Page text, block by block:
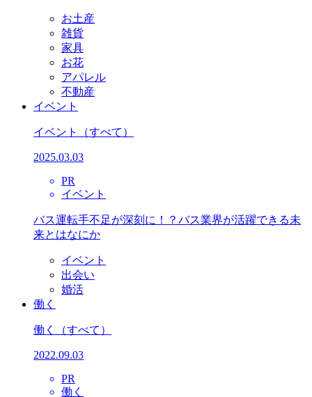
お土産
雑貨
家具
お花
アパレル
不動産
イベント
イベント （すべて）
2025.03.03
PR
イベント
バス運転手不足が深刻に！？バス業界が活躍できる未
来とはなにか
イベント
出会い
婚活
働く
働く （すべて）
2022.09.03
PR
働く